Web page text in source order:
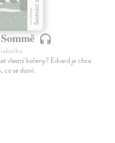
vlastní kořeny? Edvard je chce
co se dozví.